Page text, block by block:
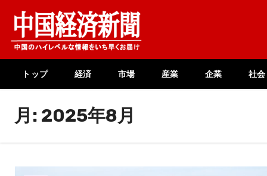
content
トップ 経済 市場 産業 企業 社会
月: 2025年8月